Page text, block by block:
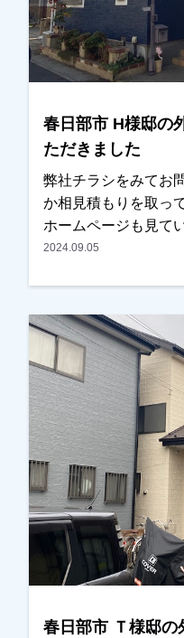
も外壁塗装をお考え
でも大丈夫です！も
無料にて行っており
くだいさい、お待ち
春日部市 H様邸の
ただきました
弊社チラシをみてお
か相見積もりを取っ
ホームページも見て
ら気になっていたと
ことでしたので合わ
仕上り、特に色は思
喜んでいただきまし
ました。越谷市・春
壁塗装をお考えのお
大丈夫です！現地調
です！ご遠慮なくお
ております！
2024.09.05
春日部市 Ｔ様邸の